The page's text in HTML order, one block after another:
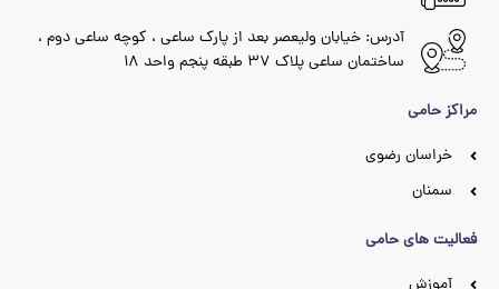
آدرس: خیابان ولیعصر بعد از پارک ساعی ، کوچه ساعی دوم ،
ساختمان ساعی پلاک ۳۷ طبقه پنجم واحد ۱۸
مراکز حامی
خراسان رضوی
سمنان
فعالیت های حامی